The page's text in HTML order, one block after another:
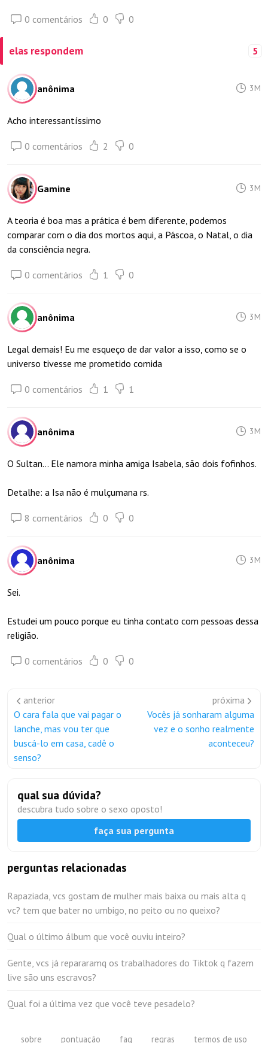
0 comentários 0 0
elas respondem 5
anônima 3M
Acho interessantíssimo
0 comentários 2 0
Gamine 3M
A teoria é boa mas a prática é bem diferente, podemos
comparar com o dia dos mortos aqui, a Páscoa, o Natal, o dia
da consciência negra.
0 comentários 1 0
anônima 3M
Legal demais! Eu me esqueço de dar valor a isso, como se o
universo tivesse me prometido comida
0 comentários 1 1
anônima 3M
O Sultan… Ele namora minha amiga Isabela, são dois fofinhos.
Detalhe: a Isa não é mulçumana rs.
8 comentários 0 0
anônima 3M
Sei.
Estudei um pouco porque eu tinha contato com pessoas dessa
religião.
0 comentários 0 0
anterior
O cara fala que vai pagar o
lanche, mas vou ter que
buscá-lo em casa, cadê o
senso?
próxima
Vocês já sonharam alguma
vez e o sonho realmente
aconteceu?
qual sua dúvida?
descubra tudo sobre o sexo oposto!
faça sua pergunta
perguntas relacionadas
Rapaziada, vcs gostam de mulher mais baixa ou mais alta q
vc? tem que bater no umbigo, no peito ou no queixo?
Qual o último álbum que você ouviu inteiro?
Gente, vcs já repararamq os trabalhadores do Tiktok q fazem
live são uns escravos?
Qual foi a última vez que você teve pesadelo?
sobre pontuação faq regras termos de uso